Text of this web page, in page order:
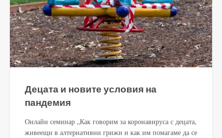
Децата и новите условия на
пандемия
Онлайн семинар „Как говорим за коронавируса с децата,
живеещи в алтернативни грижи и как им помагаме да се